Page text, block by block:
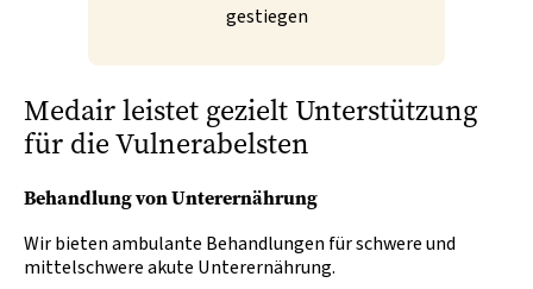
gestiegen
Medair leistet gezielt Unterstützung
für die Vulnerabelsten
Behandlung von Unterernährung
Wir bieten ambulante Behandlungen für schwere und
mittelschwere akute Unterernährung.